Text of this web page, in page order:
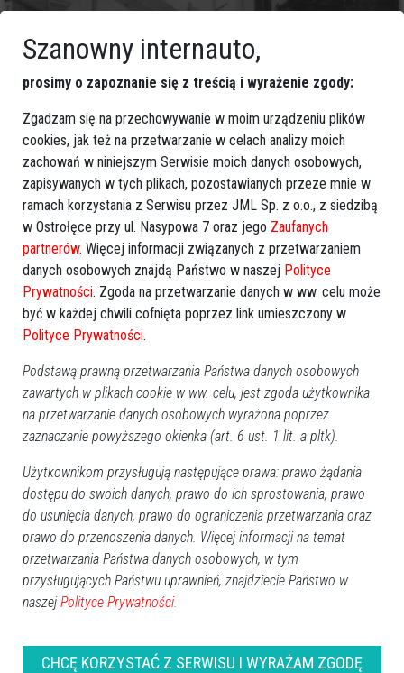
Ostrołęka
2015-05-11 21:35
Zobacz, jak wyglądał ostrołęcki dworzec
Szanowny internauto,
prosimy o zapoznanie się z treścią i wyrażenie zgody:
Zgadzam się na przechowywanie w moim urządzeniu plików
cookies, jak też na przetwarzanie w celach analizy moich
zachowań w niniejszym Serwisie moich danych osobowych,
zapisywanych w tych plikach, pozostawianych przeze mnie w
ramach korzystania z Serwisu przez JML Sp. z o.o., z siedzibą
w Ostrołęce przy ul. Nasypowa 7 oraz jego Zaufanych
partnerów. Więcej informacji związanych z przetwarzaniem
danych osobowych znajdą Państwo w naszej Polityce
Prywatności. Zgoda na przetwarzanie danych w ww. celu może
być w każdej chwili cofnięta poprzez link umieszczony w
Polityce Prywatności.
Podstawą prawną przetwarzania Państwa danych osobowych
zawartych w plikach cookie w ww. celu, jest zgoda użytkownika
na przetwarzanie danych osobowych wyrażona poprzez
zaznaczanie powyższego okienka (art. 6 ust. 1 lit. a pltk).
Użytkownikom przysługują następujące prawa: prawo żądania
dostępu do swoich danych, prawo do ich sprostowania, prawo
do usunięcia danych, prawo do ograniczenia przetwarzania oraz
prawo do przenoszenia danych. Więcej informacji na temat
przetwarzania Państwa danych osobowych, w tym
przysługujących Państwu uprawnień, znajdziecie Państwo w
naszej Polityce Prywatności.
CHCĘ KORZYSTAĆ Z SERWISU I WYRAŻAM ZGODĘ